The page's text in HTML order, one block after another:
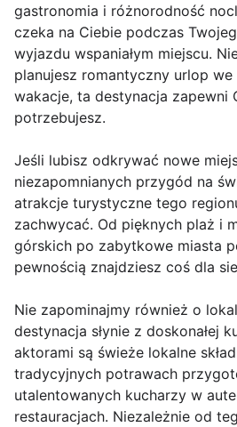
gastronomia i różnorodność
czeka na Ciebie podczas
wyjazdu wspaniałym miejscu.
planujesz romantyczny urlop
wakacje, ta destynacja zapewni
potrzebujesz.
Jeśli lubisz odkrywać nowe
niezapomnianych przygód na
atrakcje turystyczne tego
zachwycać. Od pięknych plaż i
górskich po zabytkowe miasta
pewnością znajdziesz coś dla
Nie zapominajmy również o
destynacja słynie z doskonałej
aktorami są świeże lokalne
tradycyjnych potrawach
utalentowanych kucharzy w
restauracjach. Niezależnie od